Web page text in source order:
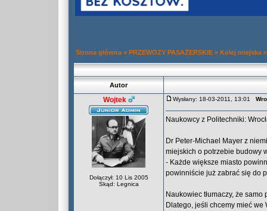
Strona główna » PRZEWOZY PASAŻERSKIE » Kolej miejska
Autor
Wojtek
Dołączył: 10 Lis 2005
Skąd: Legnica
Wysłany: 18-03-2011, 13:01
Naukowcy z Politechniki:
Dr Peter-Michael Mayer z
miejskich o potrzebie budowy
- Każde większe miasto
powinniście już zabrać się do
Naukowiec tłumaczy, że
Dlatego, jeśli chcemy mieć we